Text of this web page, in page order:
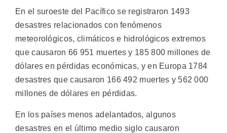
En el suroeste del Pacífico se registraron 1493
desastres relacionados con fenómenos
meteorológicos, climáticos e hidrológicos extremos
que causaron 66 951 muertes y 185 800 millones de
dólares en pérdidas económicas, y en Europa 1784
desastres que causaron 166 492 muertes y 562 000
millones de dólares en pérdidas.
En los países menos adelantados, algunos
desastres en el último medio siglo causaron